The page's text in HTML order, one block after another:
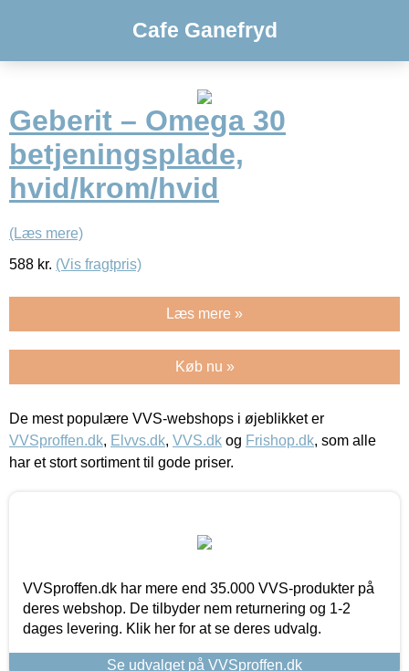
Cafe Ganefryd
Geberit – Omega 30
betjeningsplade,
hvid/krom/hvid
(Læs mere)
588 kr. (Vis fragtpris)
Læs mere »
Køb nu »
De mest populære VVS-webshops i øjeblikket er
VVSproffen.dk, Elvvs.dk, VVS.dk og Frishop.dk, som alle
har et stort sortiment til gode priser.
VVSproffen.dk har mere end 35.000 VVS-produkter på
deres webshop. De tilbyder nem returnering og 1-2
dages levering. Klik her for at se deres udvalg.
Se udvalget på VVSproffen.dk